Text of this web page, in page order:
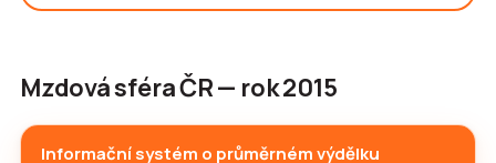
Mzdová sféra ČR — rok 2015
Informační systém o průměrném výdělku